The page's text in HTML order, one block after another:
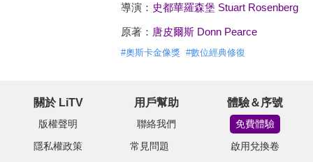
導演： 史都華羅森堡 Stuart Rosenberg
原著： 唐皮爾斯 Donn Pearce
#奧斯卡金像獎 #數位經典修復
關於 LiTV
版權聲明
隱私權政策
用戶幫助
聯絡我們
常見問題
體驗＆序號
免費體驗
啟用兌換卷